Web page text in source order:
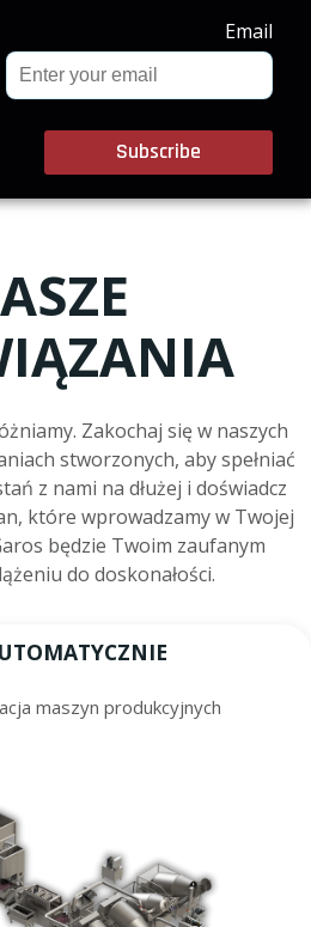
Email
Zakochaj się w naszych
stworzonych, aby spełniać
z nami na dłużej i doświadcz
które wprowadzamy w Twojej
będzie Twoim zaufanym
do doskonałości.
maszyn produkcyjnych